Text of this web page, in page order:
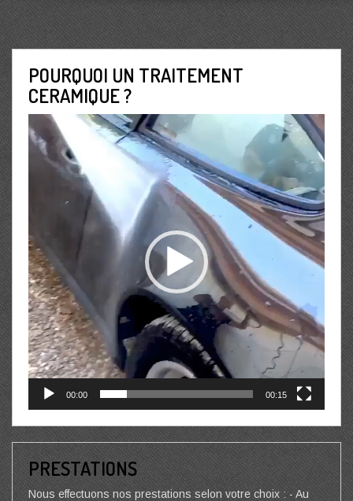
POURQUOI UN TRAITEMENT
CERAMIQUE ?
Lecteur
vidéo
00:00 00:15
PRESTATIONS
Nous effectuons nos prestations selon votre choix : - Au